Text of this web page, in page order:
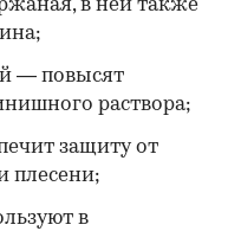
в ней также
— повысят
раствора;
защиту от
плесени;
в